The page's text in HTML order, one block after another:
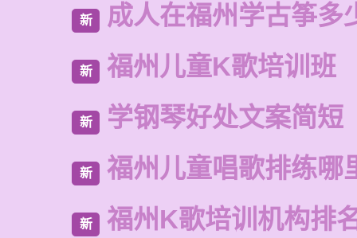
新 成人在福州学古筝多
新 福州儿童K歌培训班
新 学钢琴好处文案简短
新 福州儿童唱歌排练哪
新 福州K歌培训机构排